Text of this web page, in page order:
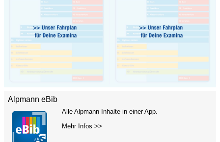
Alpmann eBib
Alle Alpmann-Inhalte in einer App.
Mehr Infos >>